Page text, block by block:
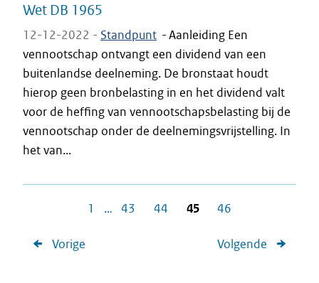
Wet DB 1965
12-12-2022 - Standpunt -Aanleiding Een
vennootschap ontvangt een dividend van een
buitenlandse deelneming. De bronstaat houdt
hierop geen bronbelasting in en het dividend valt
voor de heffing van vennootschapsbelasting bij de
vennootschap onder de deelnemingsvrijstelling. In
het van...
Vorige
1 … 43 44 45 46
Volgende